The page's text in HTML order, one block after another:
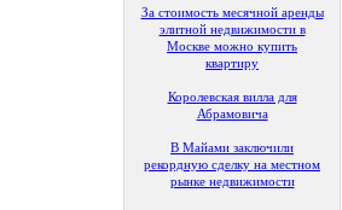
За стоимость месячной аренды
элитной недвижимости в
Москве можно купить
квартиру
Королевская вилла для
Абрамовича
В Майами заключили
рекордную сделку на местном
рынке недвижимости